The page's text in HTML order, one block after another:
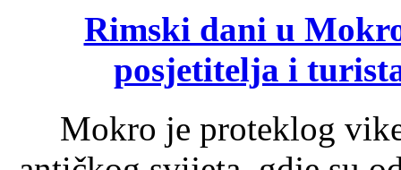
Rimski dani u
posjetitelja i
Mokro je proteklog